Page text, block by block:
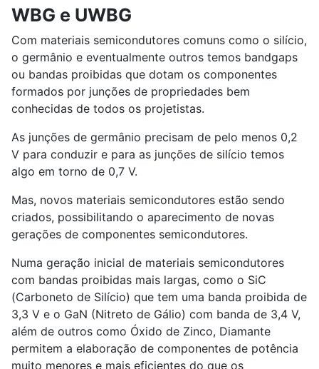
WBG e UWBG
Com materiais semicondutores comuns como o silício,
o germânio e eventualmente outros temos bandgaps
ou bandas proibidas que dotam os componentes
formados por junções de propriedades bem
conhecidas de todos os projetistas.
As junções de germânio precisam de pelo menos 0,2
V para conduzir e para as junções de silício temos
algo em torno de 0,7 V.
Mas, novos materiais semicondutores estão sendo
criados, possibilitando o aparecimento de novas
gerações de componentes semicondutores.
Numa geração inicial de materiais semicondutores
com bandas proibidas mais largas, como o SiC
(Carboneto de Silício) que tem uma banda proibida de
3,3 V e o GaN (Nitreto de Gálio) com banda de 3,4 V,
além de outros como Óxido de Zinco, Diamante
permitem a elaboração de componentes de potência
muito menores e mais eficientes do que os